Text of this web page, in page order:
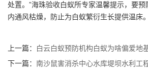
处置。”海珠验收白蚁所专家温馨提示，要
内通风枯燥，防止为白蚁繁衍生长提供温床。
上一篇：
白云白蚁预防机构白蚁为啥偏爱地
下一篇： 南沙鼠害消杀中心水库堤坝水利工